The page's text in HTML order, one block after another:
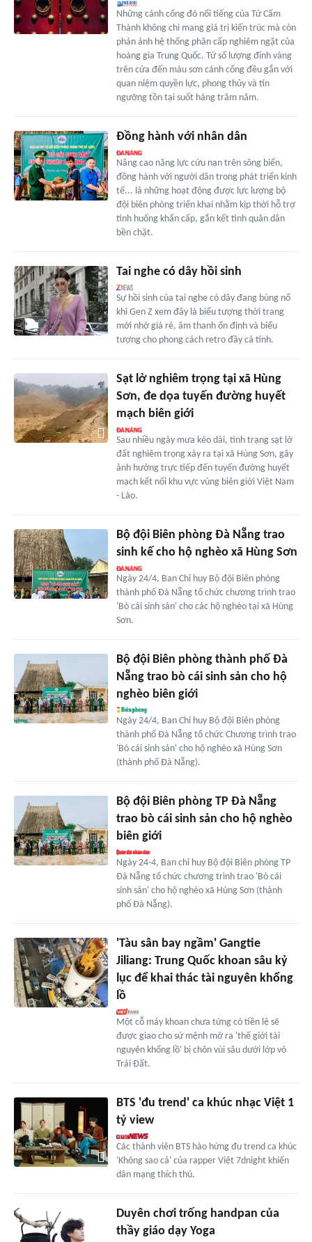
Những cánh cổng đỏ nổi tiếng của Tử Cấm
Thành không chỉ mang giá trị kiến trúc mà còn
phản ánh hệ thống phân cấp nghiêm ngặt của
hoàng gia Trung Quốc. Từ số lượng đinh vàng
trên cửa đến màu sơn cánh cổng đều gắn với
quan niệm quyền lực, phong thủy và tín
ngưỡng tồn tại suốt hàng trăm năm.
Đồng hành với nhân dân
Nâng cao năng lực cứu nạn trên sông biển,
đồng hành với người dân trong phát triển kinh
tế... là những hoạt động được lực lượng bộ
đội biên phòng triển khai nhằm kịp thời hỗ trợ
tình huống khẩn cấp, gắn kết tình quân dân
bền chặt.
Tai nghe có dây hồi sinh
Sự hồi sinh của tai nghe có dây đang bùng nổ
khi Gen Z xem đây là biểu tượng thời trang
mới nhờ giá rẻ, âm thanh ổn định và biểu
tượng cho phong cách retro đầy cá tính.
Sạt lở nghiêm trọng tại xã Hùng
Sơn, đe dọa tuyến đường huyết
mạch biên giới
Sau nhiều ngày mưa kéo dài, tình trạng sạt lở
đất nghiêm trọng xảy ra tại xã Hùng Sơn, gây
ảnh hưởng trực tiếp đến tuyến đường huyết
mạch kết nối khu vực vùng biên giới Việt Nam
- Lào.
Bộ đội Biên phòng Đà Nẵng trao
sinh kế cho hộ nghèo xã Hùng Sơn
Ngày 24/4, Ban Chỉ huy Bộ đội Biên phòng
thành phố Đà Nẵng tổ chức chương trình trao
'Bò cái sinh sản' cho các hộ nghèo tại xã Hùng
Sơn.
Bộ đội Biên phòng thành phố Đà
Nẵng trao bò cái sinh sản cho hộ
nghèo biên giới
Ngày 24/4, Ban Chỉ huy Bộ đội Biên phòng
thành phố Đà Nẵng tổ chức Chương trình trao
'Bò cái sinh sản' cho hộ nghèo xã Hùng Sơn
(thành phố Đà Nẵng).
Bộ đội Biên phòng TP Đà Nẵng
trao bò cái sinh sản cho hộ nghèo
biên giới
Ngày 24-4, Ban chỉ huy Bộ đội Biên phòng TP
Đà Nẵng tổ chức chương trình trao 'Bò cái
sinh sản' cho hộ nghèo xã Hùng Sơn (thành
phố Đà Nẵng).
'Tàu sân bay ngầm' Gangtie
Jiliang: Trung Quốc khoan sâu kỷ
lục để khai thác tài nguyên khổng
lồ
Một cỗ máy khoan chưa từng có tiền lệ sẽ
được giao cho sứ mệnh mở ra 'thế giới tài
nguyên khổng lồ' bị chôn vùi sâu dưới lớp vỏ
Trái Đất.
BTS 'đu trend' ca khúc nhạc Việt 1
tỷ view
Các thành viên BTS hào hứng đu trend ca khúc
'Không sao cả' của rapper Việt 7dnight khiến
dân mạng thích thú.
Duyên chơi trống handpan của
thầy giáo dạy Yoga